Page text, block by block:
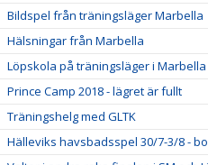
Bildspel från träningsläger Marbella
Hälsningar från Marbella
Löpskola på träningsläger i Marbella
Prince Camp 2018 - lägret är fullt
Träningshelg med GLTK
Hälleviks havsbadsspel 30/7-3/8 -